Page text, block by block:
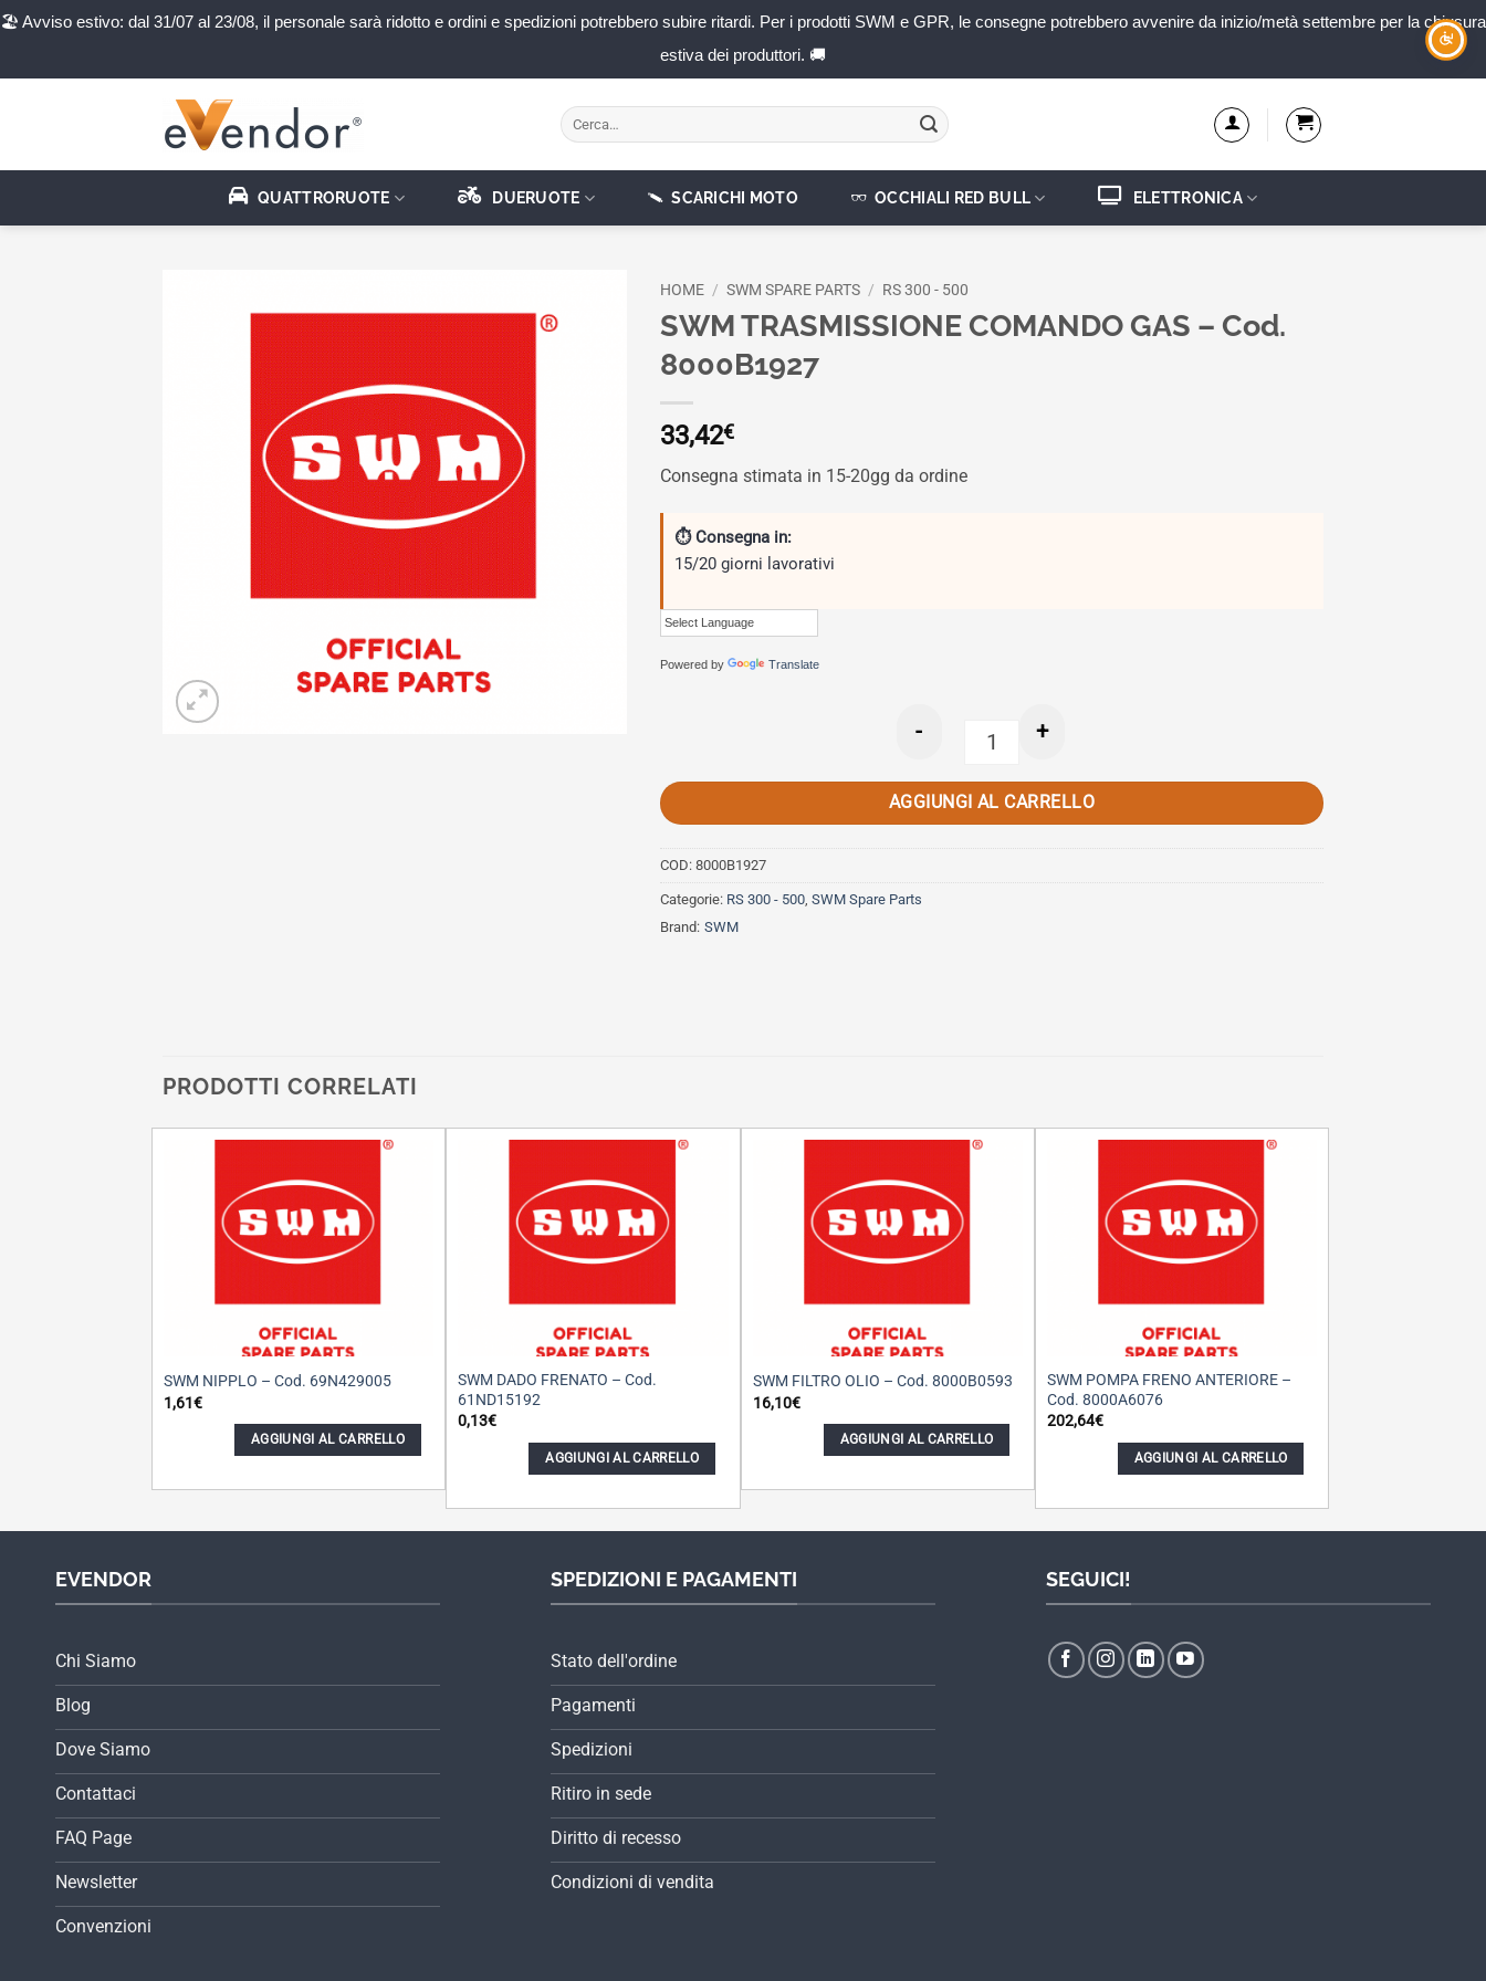
🏖️ Avviso estivo: dal 31/07 al 23/08, il personale sarà ridotto e ordini e spedizioni potrebbero subire ritardi. Per i prodotti SWM e GPR, le consegne potrebbero avvenire da inizio/metà settembre per la chiusura
estiva dei produttori. 🚚
Cerca:
QUATTRORUOTE DUERUOTE SCARICHI MOTO OCCHIALI RED BULL ELETTRONICA
HOME / SWM SPARE PARTS / RS 300 - 500
SWM TRASMISSIONE COMANDO GAS – Cod.
8000B1927
33,42€
Consegna stimata in 15-20gg da ordine
⏱ Consegna in:
15/20 giorni lavorativi
Powered by Translate
SWM TRASMISSIONE COMANDO GAS - Cod. 8000B1927 quantità
- +
AGGIUNGI AL CARRELLO
COD: 8000B1927
Categorie: RS 300 - 500 SWM Spare Parts
Brand: SWM
PRODOTTI CORRELATI
SWM NIPPLO – Cod. 69N429005
1,61€
AGGIUNGI AL CARRELLO
SWM DADO FRENATO – Cod.
61ND15192
0,13€
AGGIUNGI AL CARRELLO
SWM FILTRO OLIO – Cod. 8000B0593
16,10€
AGGIUNGI AL CARRELLO
SWM POMPA FRENO ANTERIORE –
Cod. 8000A6076
202,64€
AGGIUNGI AL CARRELLO
EVENDOR
Chi Siamo
Blog
Dove Siamo
Contattaci
FAQ Page
Newsletter
Convenzioni
SPEDIZIONI E PAGAMENTI
Stato dell'ordine
Pagamenti
Spedizioni
Ritiro in sede
Diritto di recesso
Condizioni di vendita
SEGUICI!